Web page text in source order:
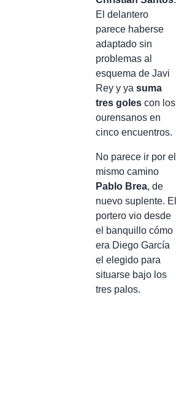
El delantero
parece haberse
adaptado sin
problemas al
esquema de Javi
Rey y ya suma
tres goles con los
ourensanos en
cinco encuentros.
No parece ir por el
mismo camino
Pablo Brea, de
nuevo suplente. El
portero vio desde
el banquillo cómo
era Diego García
el elegido para
situarse bajo los
tres palos.